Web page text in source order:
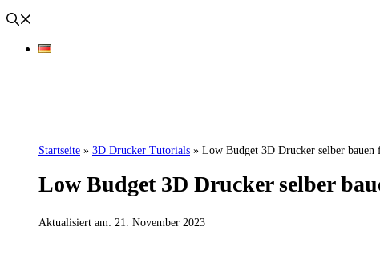
Startseite » 3D Drucker Tutorials » Low Budget 3D Drucker selber bauen
Low Budget 3D Drucker selber
Aktualisiert am: 21. November 2023